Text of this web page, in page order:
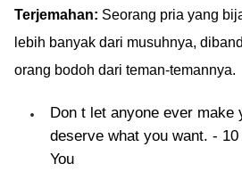
Terjemahan: Seorang pria yang
lebih banyak dari musuhnya,
orang bodoh dari teman-temannya.
Don t let anyone ever
deserve what you want. -
You